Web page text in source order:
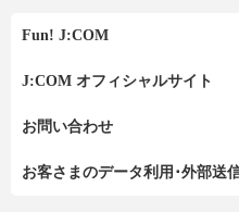
Fun! J:COM
J:COM オフィシャルサイト
お問い合わせ
お客さまのデータ利用･外部送